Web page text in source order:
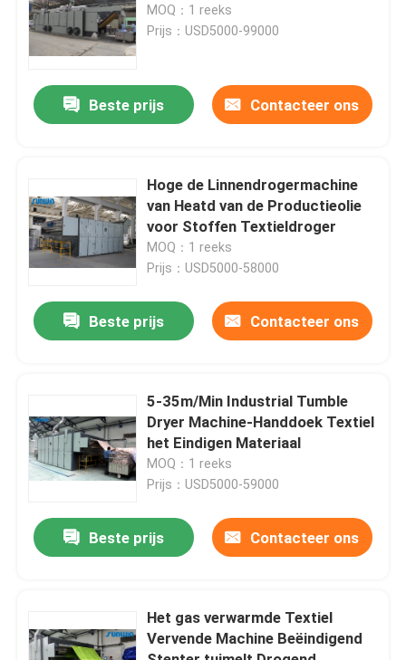
Ongeveer ons
Fabrieksreis
Contacteer ons
Verzoek om een Citaat
textielstentermachine
De Machine van stoffenstenter
MOQ：1 reeks
Prijs：USD5000-99000
Beste prijs Contacteer ons
Hoge de Linnendrogermachine
van Heatd van de Productieolie
voor Stoffen Textieldroger
MOQ：1 reeks
Prijs：USD5000-58000
Beste prijs Contacteer ons
5-35m/Min Industrial Tumble
Dryer Machine-Handdoek Textiel
het Eindigen Materiaal
MOQ：1 reeks
Prijs：USD5000-59000
Beste prijs Contacteer ons
Het gas verwarmde Textiel
Vervende Machine Beëindigend